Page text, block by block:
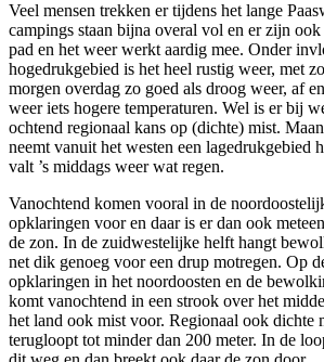
Veel mensen trekken er tijdens het lange
campings staan bijna overal vol en er zijn ook
pad en het weer werkt aardig mee. Onder
hogedrukgebied is het heel rustig weer, met
morgen overdag zo goed als droog weer, af
weer iets hogere temperaturen. Wel is er bij
ochtend regionaal kans op (dichte) mist.
neemt vanuit het westen een lagedrukgebied
valt ’s middags weer wat regen.
Vanochtend komen vooral in de
opklaringen voor en daar is er dan ook
de zon. In de zuidwestelijke helft hangt
net dik genoeg voor een drup motregen. Op
opklaringen in het noordoosten en de
komt vanochtend in een strook over het
het land ook mist voor. Regionaal ook dichte
terugloopt tot minder dan 200 meter. In de